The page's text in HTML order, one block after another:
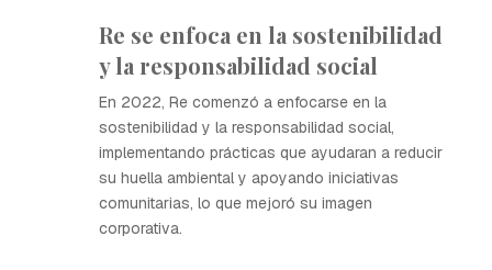
Re se enfoca en la sostenibilidad
y la responsabilidad social
En 2022, Re comenzó a enfocarse en la
sostenibilidad y la responsabilidad social,
implementando prácticas que ayudaran a reducir
su huella ambiental y apoyando iniciativas
comunitarias, lo que mejoró su imagen
corporativa.